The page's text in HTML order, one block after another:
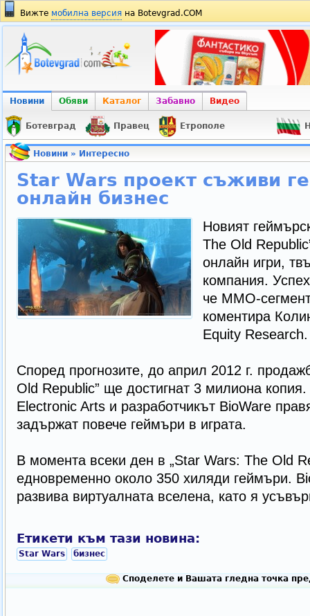
Вижте мобилна версия на Botevgrad.COM
Новини Обяви Каталог Забавно Видео
Ботевград Правец Етрополе
Новини» Интересно
Star Wars проект съживи
онлайн бизнес
Новият
The Old
онлайн игри,
компания.
че ММО-
коментира
Equity Research.
Според прогнозите, до април 2012 г.
Old Republic” ще достигнат 3 милиона
Electronic Arts и разработчикът BioWare
задържат повече геймъри в играта.
В момента всеки ден в „Star Wars: The Old
едновременно около 350 хиляди геймъри.
развива виртуалната вселена, като я
Етикети към тази новина:
Star Wars бизнес
Споделете и Вашата гледна точка